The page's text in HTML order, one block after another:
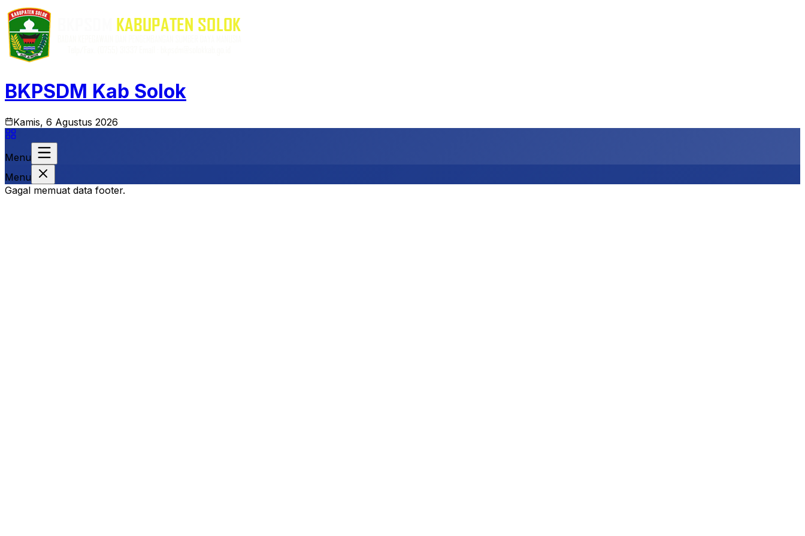
BKPSDM Kab Solok
Kamis, 6 Agustus 2026
Menu
Menu
Gagal memuat data footer.